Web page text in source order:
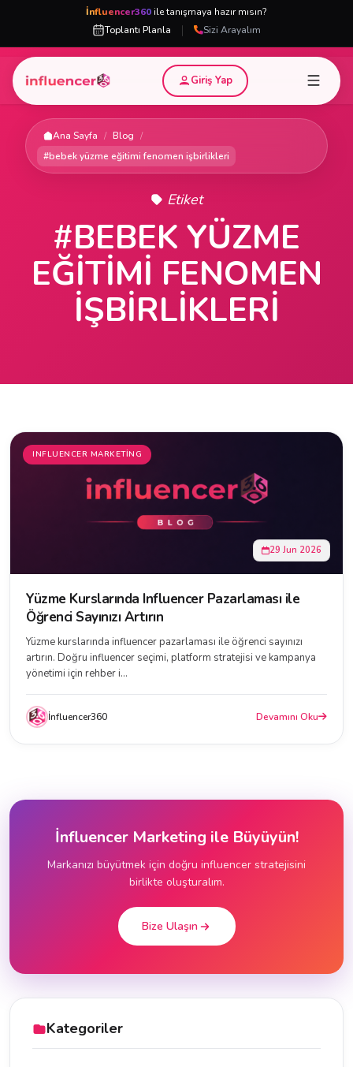
İnfluencer360 ile tanışmaya hazır mısın?
Toplantı Planla
| Sizi Arayalım
Giriş Yap
Ana Sayfa / Blog /
#bebek yüzme eğitimi fenomen işbirlikleri
Etiket
#BEBEK YÜZME
EĞITIMI FENOMEN
IŞBIRLIKLERI
INFLUENCER MARKETING
29 Jun 2026
Yüzme Kurslarında Influencer Pazarlaması ile
Öğrenci Sayınızı Artırın
Yüzme kurslarında influencer pazarlaması ile öğrenci sayınızı
artırın. Doğru influencer seçimi, platform stratejisi ve kampanya
yönetimi için rehber i...
İnfluencer360 Devamını Oku
İnfluencer Marketing ile Büyüyün!
Markanızı büyütmek için doğru influencer stratejisini
birlikte oluşturalım.
Bize Ulaşın
Kategoriler